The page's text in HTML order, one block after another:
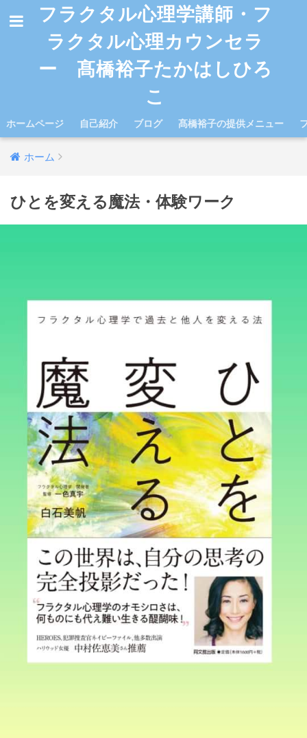
フラクタル心理学講師・フ
ラクタル心理カウンセラ
ー 髙橋裕子たかはしひろ
こ
ホームページ 自己紹介 ブログ 髙橋裕子の提供メニュー
ホーム
ひとを変える魔法・体験ワーク